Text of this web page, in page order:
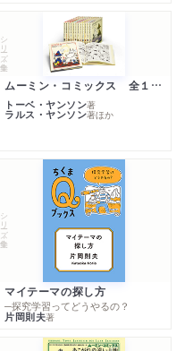
シリーズ・全集
ムーミン・コミックス 全１４巻セット
トーベ・ヤンソン著
ラルス・ヤンソン著ほか
シリーズ・全集
マイテーマの探し方
─探究学習ってどうやるの？
片岡則夫著